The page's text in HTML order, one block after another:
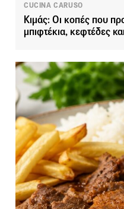
CUCINA CARUSO
Κιμάς: Οι κοπές που
μπιφτέκια, κεφτέδες